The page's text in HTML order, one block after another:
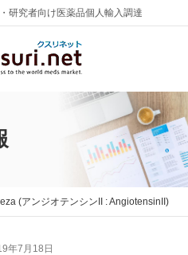
研究者向け医薬品個人輸入調達
(アンジオテンシンII : AngiotensinII)
年7月18日